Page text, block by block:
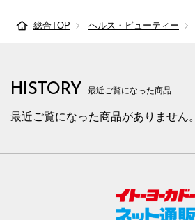
総合TOP ヘルス・ビューティー
HISTORY 最近ご覧になった商品
最近ご覧になった商品がありません。